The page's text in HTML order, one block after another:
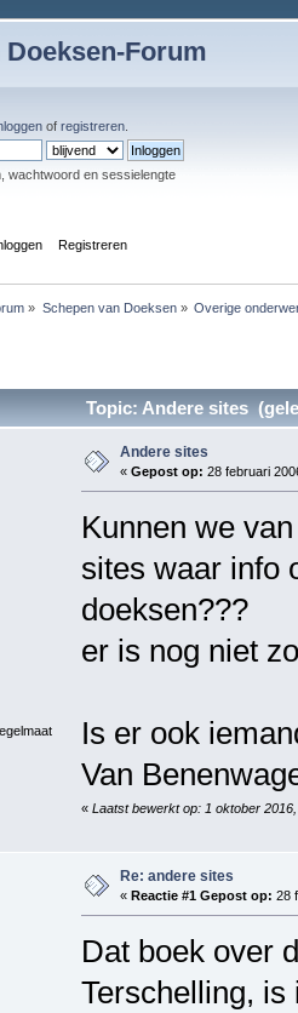
Forum
of registreren
wachtwoord en sessielengte
Registreren
» Schepen van Doeksen» Overige
Topic: Andere sites
Andere sites
« Gepost op: 28 februari
Kunnen we
sites waar info
doeksen???
er is nog niet
Is er ook
Van
« Laatst bewerkt op: 1 oktober
Re: andere sites
« Reactie #1 Gepost op: 28
Dat boek over
Terschelling,